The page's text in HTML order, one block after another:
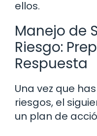
ellos.
Manejo de
Riesgo:
Respuesta
Una vez que
riesgos, el
un plan de